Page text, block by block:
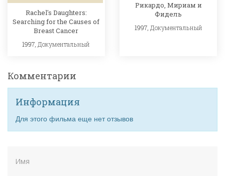
Rachel's Daughters:
Searching for the Causes of
Breast Cancer
1997, Документальный
Рикардо, Мириам и
Фидель
1997, Документальный
Комментарии
Информация
Для этого фильма еще нет отзывов